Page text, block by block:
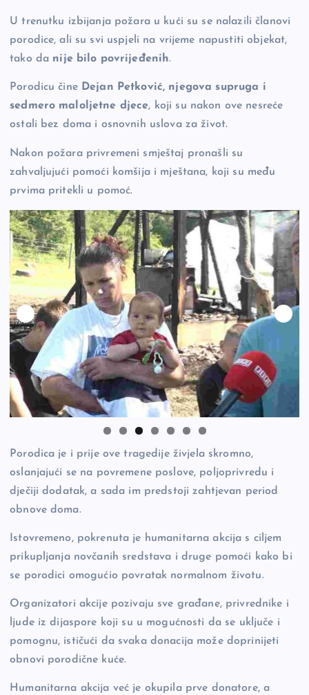
U trenutku izbijanja požara u kući su se nalazili članovi
porodice, ali su svi uspjeli na vrijeme napustiti objekat,
tako da nije bilo povrijeđenih.
Porodicu čine Dejan Petković, njegova supruga i
sedmero maloljetne djece, koji su nakon ove nesreće
ostali bez doma i osnovnih uslova za život.
Nakon požara privremeni smještaj pronašli su
zahvaljujući pomoći komšija i mještana, koji su među
prvima pritekli u pomoć.
Porodica je i prije ove tragedije živjela skromno,
oslanjajući se na povremene poslove, poljoprivredu i
dječiji dodatak, a sada im predstoji zahtjevan period
obnove doma.
Istovremeno, pokrenuta je humanitarna akcija s ciljem
prikupljanja novčanih sredstava i druge pomoći kako bi
se porodici omogućio povratak normalnom životu.
Organizatori akcije pozivaju sve građane, privrednike i
ljude iz dijaspore koji su u mogućnosti da se uključe i
pomognu, ističući da svaka donacija može doprinijeti
obnovi porodične kuće.
Humanitarna akcija već je okupila prve donatore, a